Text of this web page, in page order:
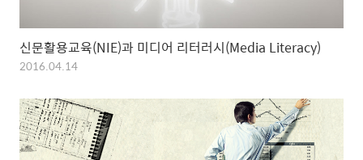
신문활용교육(NIE)과 미디어 리터러시(Media Literacy)
2016.04.14